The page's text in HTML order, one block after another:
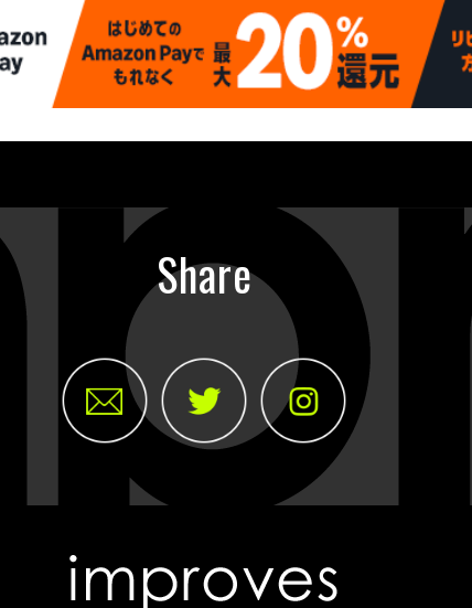
Share